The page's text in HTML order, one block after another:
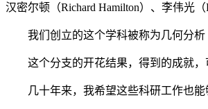
汉密尔顿（Richard Hamilton）、李伟光
我们创立的这个学科被称为几何分析（
这个分支的开花结果，得到的成就，
几十年来，我希望这些科研工作也能